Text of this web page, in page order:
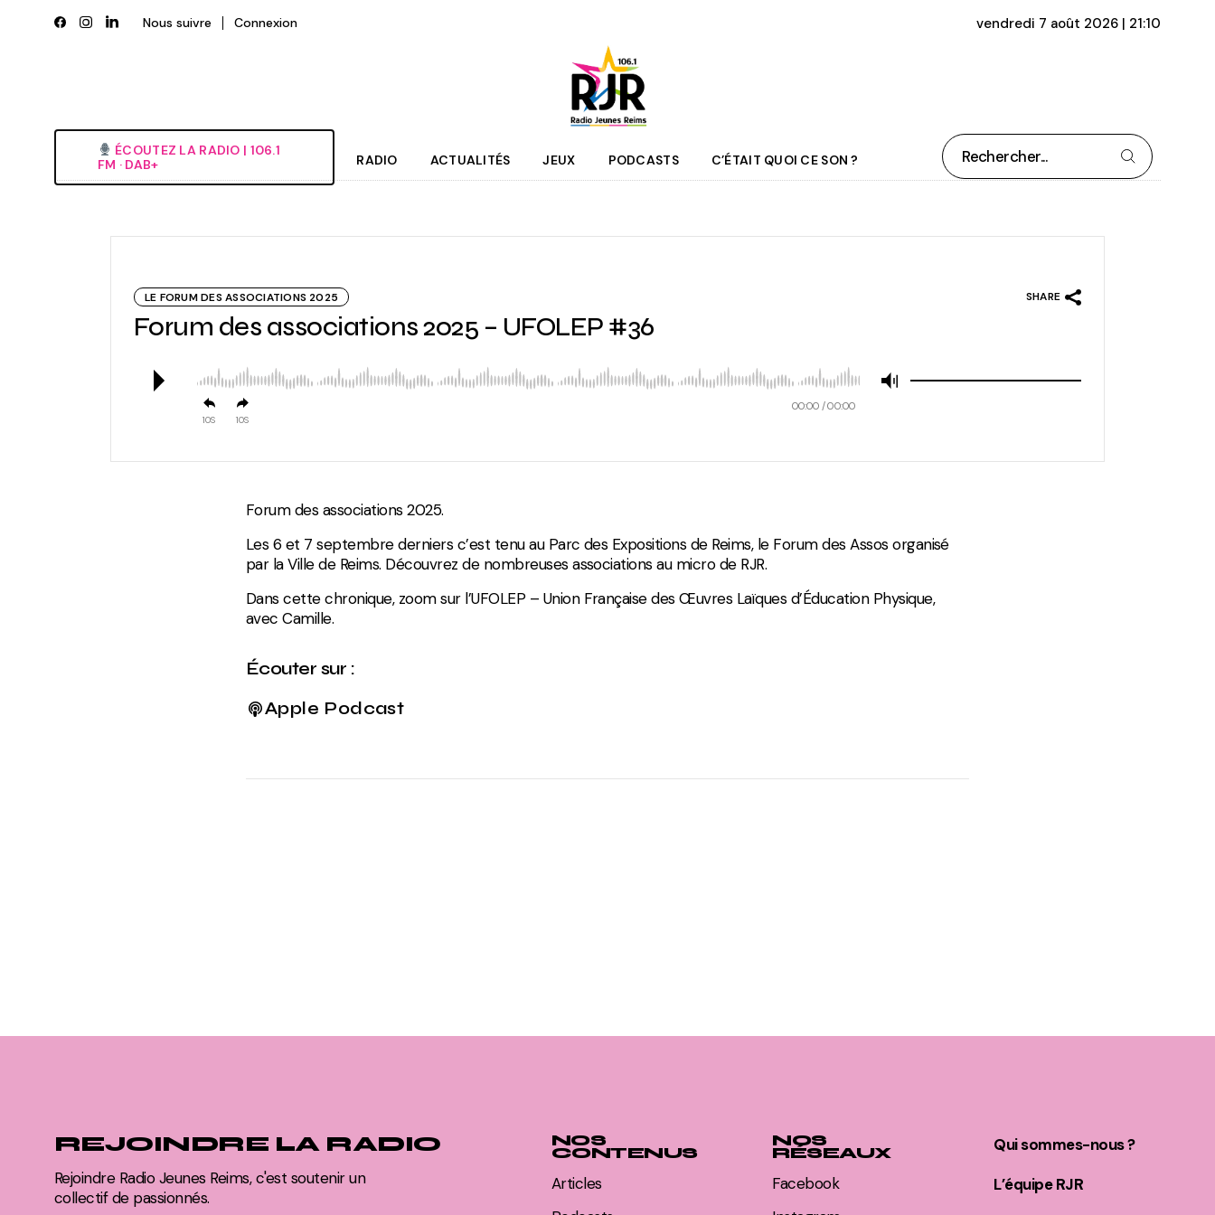
Nous suivre Connexion vendredi 7 août 2026 | 21:10
ÉCOUTEZ LA RADIO‎ | ‎106.1
FM · DAB+
RADIO
Devenir bénévole
ACTUALITÉS
Jeunesse
RJR
JEUX PODCASTS C’ÉTAIT QUOI CE SON ?
Rechercher
LE FORUM DES ASSOCIATIONS 2025
Forum des associations 2025 – UFOLEP #36
SHARE
10 10
00:00 /00:00
Forum des associations 2025.
Les 6 et 7 septembre derniers c’est tenu au Parc des Expositions de Reims, le Forum des Assos organisé
par la Ville de Reims. Découvrez de nombreuses associations au micro de RJR.
Dans cette chronique, zoom sur l’UFOLEP – Union Française des Œuvres Laïques d’Éducation Physique,
avec Camille.
Écouter sur :
Apple Podcast
REJOINDRE LA RADIO
Rejoindre Radio Jeunes Reims, c'est soutenir un
collectif de passionnés.
NOS
CONTENUS
Articles
NOS
RÉSEAUX
Facebook
Qui sommes-nous ?
L’équipe RJR